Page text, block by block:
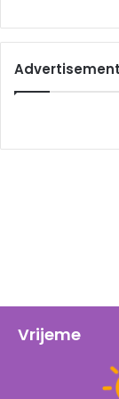
Advertisement
Vrijeme